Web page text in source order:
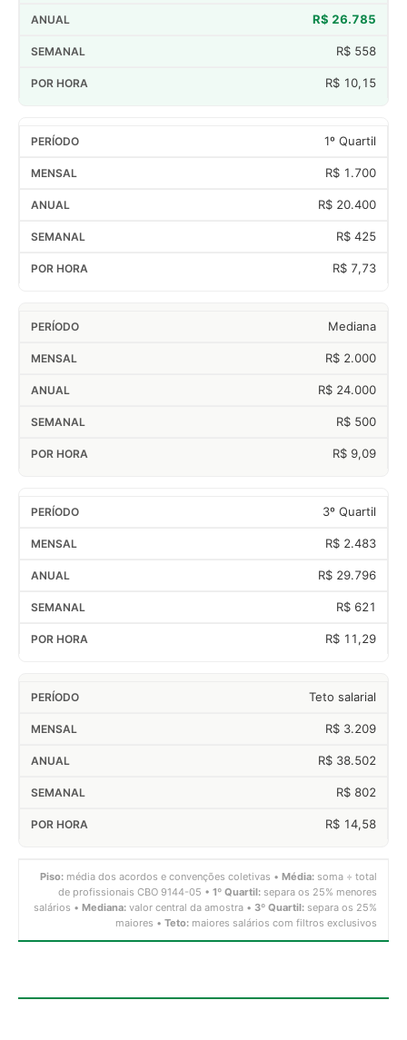
R$ 26.785
R$ 558
R$ 10,15
1º Quartil
R$ 1.700
R$ 20.400
R$ 425
R$ 7,73
Mediana
R$ 2.000
R$ 24.000
R$ 500
R$ 9,09
3º Quartil
R$ 2.483
R$ 29.796
R$ 621
R$ 11,29
Teto salarial
R$ 3.209
R$ 38.502
R$ 802
R$ 14,58
Piso: média dos acordos e convenções coletivas • Média: soma ÷ total
de profissionais CBO 9144-05 • 1º Quartil: separa os 25% menores
salários • Mediana: valor central da amostra • 3º Quartil: separa os 25%
maiores • Teto: maiores salários com filtros exclusivos